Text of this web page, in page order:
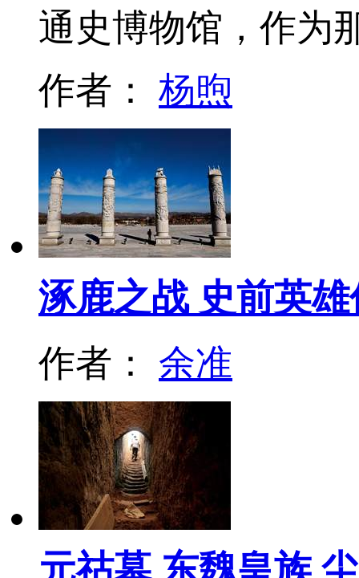
通史博物馆，作
作者： 杨煦
涿鹿之战 史前英雄
作者： 余准
元祜墓 东魏皇族